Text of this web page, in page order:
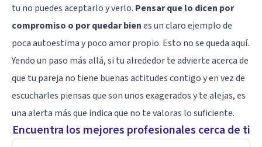
tu no puedes aceptarlo y verlo. Pensar que lo dicen por
compromiso o por quedar bienes un claro ejemplo de
poca autoestima y poco amor propio. Esto no se queda aquí.
Yendo un paso más allá, si tu alrededor te advierte acerca de
que tu pareja no tiene buenas actitudes contigo y en vez de
escucharles piensas que son unos exagerados y te alejas, es
una alerta más que indica que no te valoras lo suficiente.
Encuentra los mejores profesionales cerca de ti